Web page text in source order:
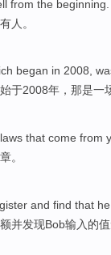
from the beginning
人 。
began in 2008,
始于2008年， 那是一
laws that come from
。
and find that
并发现Bob输入的